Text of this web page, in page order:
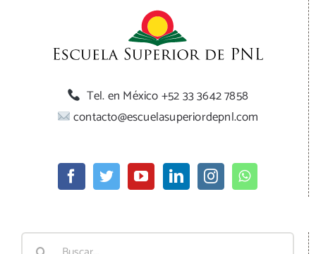
Tel. en México +52 33 3642 7858
contacto@escuelasuperiordepnl.com
Buscar: